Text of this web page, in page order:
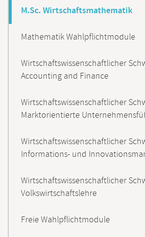
M.Sc. Wirtschaftsmathematik
Mathematik Wahlpflichtmodule
Wirtschaftswissenschaftlicher
Accounting and Finance
Wirtschaftswissenschaftlicher
Marktorientierte
Wirtschaftswissenschaftlicher
Informations- und
Wirtschaftswissenschaftlicher
Volkswirtschaftslehre
Freie Wahlpflichtmodule